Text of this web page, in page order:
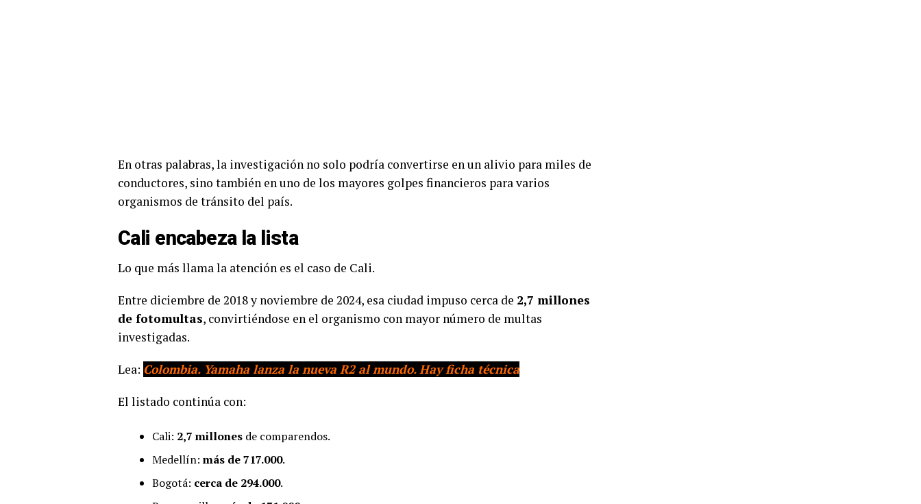
En otras palabras, la investigación no solo podría convertirse en un alivio para miles de
conductores, sino también en uno de los mayores golpes financieros para varios
organismos de tránsito del país.
Cali encabeza la lista
Lo que más llama la atención es el caso de Cali.
Entre diciembre de 2018 y noviembre de 2024, esa ciudad impuso cerca de 2,7 millones
de fotomultas, convirtiéndose en el organismo con mayor número de multas
investigadas.
Lea: Colombia. Yamaha lanza la nueva R2 al mundo. Hay ficha técnica
El listado continúa con:
Cali: 2,7 millones de comparendos.
Medellín: más de 717.000.
Bogotá: cerca de 294.000.